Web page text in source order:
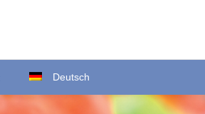
Ortsstraße 22
D-35423 Lich/Ober-Bessingen
Deutsch